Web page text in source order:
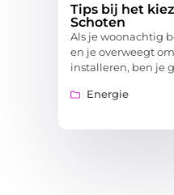
Tips bij het
Schoten
Als je woonachtig
en je overweegt
installeren, ben je
Energie